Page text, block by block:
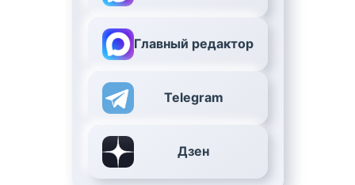
Главный редактор
Telegram
Дзен